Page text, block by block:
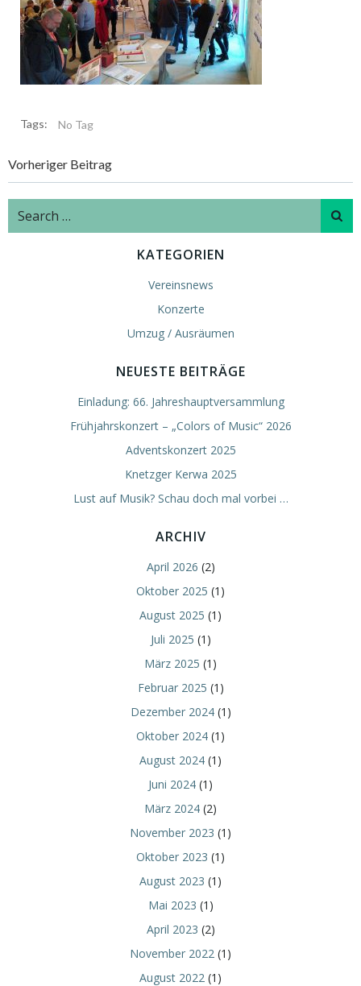
Tags: No Tag
Post
navigation
Vorheriger Beitrag
Search
KATEGORIEN
Vereinsnews
Konzerte
Umzug / Ausräumen
NEUESTE BEITRÄGE
Einladung: 66. Jahreshauptversammlung
Frühjahrskonzert – „Colors of Music“ 2026
Adventskonzert 2025
Knetzger Kerwa 2025
Lust auf Musik? Schau doch mal vorbei …
ARCHIV
April 2026 (2)
Oktober 2025 (1)
August 2025 (1)
Juli 2025 (1)
März 2025 (1)
Februar 2025 (1)
Dezember 2024(1)
Oktober 2024 (1)
August 2024 (1)
Juni 2024 (1)
März 2024 (2)
November 2023 (1)
Oktober 2023 (1)
August 2023 (1)
Mai 2023 (1)
April 2023 (2)
November 2022 (1)
August 2022 (1)